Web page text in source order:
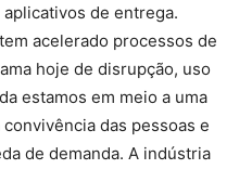
de entrega.
acelerado processos de
hoje de disrupção, uso
estamos em meio a uma
das pessoas e
de demanda. A indústria